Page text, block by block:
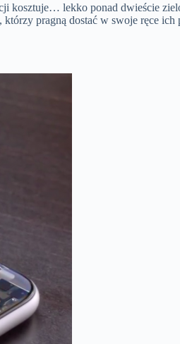
kosztuje… lekko ponad dwieście
którzy pragną dostać w swoje ręce